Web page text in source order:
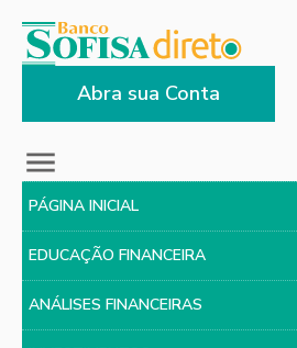
Abra sua Conta
PÁGINA INICIAL
EDUCAÇÃO FINANCEIRA
ANÁLISES FINANCEIRAS